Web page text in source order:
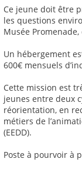
Ce jeune doit être
les questions
Musée
Un hébergement
600€ mensuels
Cette mission est
jeunes entre deux
réorientation, en
métiers de
(EEDD).
Poste à pourvoir à